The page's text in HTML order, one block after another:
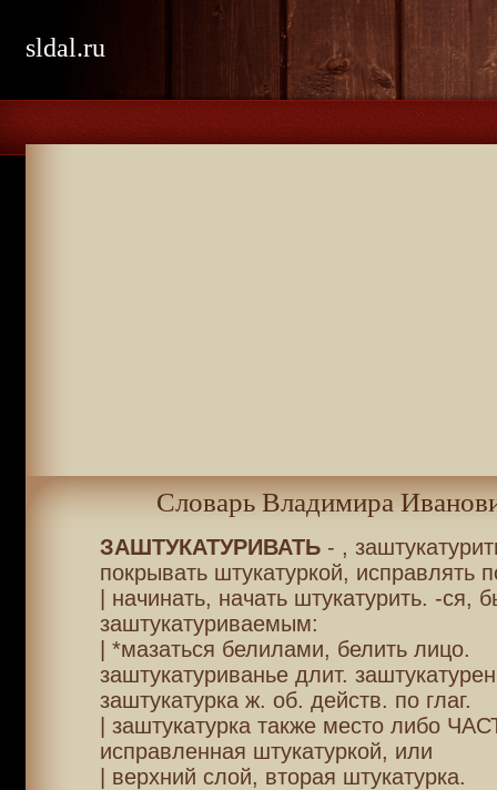
sldal.ru
Словарь Владимира
ЗАШТУКАТУРИВАТЬ- ,
покрывать штукатуркой, исправлять
| начинать, начать штукатурить. -ся,
заштукатуриваемым:
| *мазаться белилами, белить лицо.
заштукатуриванье длит.
заштукатурка ж. об. действ. по глаг.
| заштукатурка также место либо
исправленная штукатуркой, или
| верхний слой, вторая штукатурка.